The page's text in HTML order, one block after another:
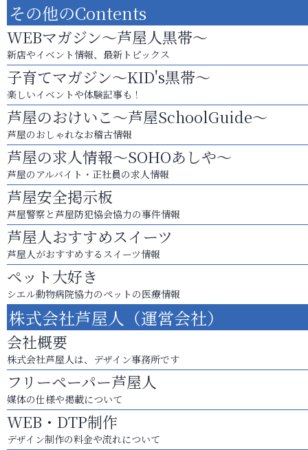
その他のContents
WEBマガジン～芦屋人黒帯～
新店やイベント情報、最新トピックス
子育てマガジン～KID's黒帯～
楽しいイベントや体験記事も！
芦屋のおけいこ～芦屋SchoolGuide～
芦屋のおしゃれなお稽古情報
芦屋の求人情報～SOHOあしや～
芦屋のアルバイト・正社員の求人情報
芦屋安全掲示板
芦屋警察と芦屋防犯協会協力の事件情報
芦屋人おすすめスイーツ
芦屋人がおすすめするスイーツ情報
ペット大好き
シエル動物病院協力のペットの医療情報
株式会社芦屋人（運営会社）
会社概要
株式会社芦屋人は、デザイン事務所です
フリーペーパー芦屋人
媒体の仕様や掲載について
WEB・DTP制作
デザイン制作の料金や流れについて